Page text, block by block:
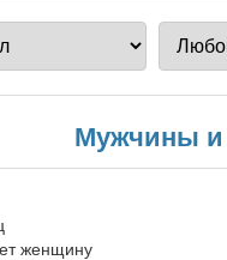
Мужчины
женщину